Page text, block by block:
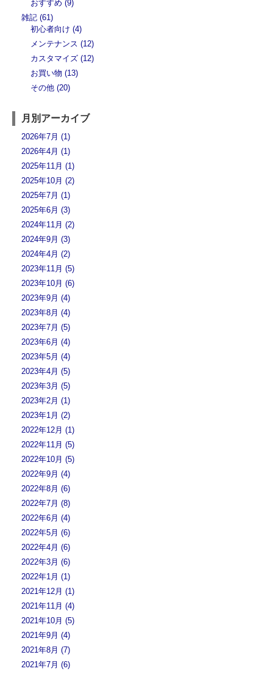
おすすめ (9)
雑記 (61)
初心者向け (4)
メンテナンス (12)
カスタマイズ (12)
お買い物 (13)
その他 (20)
月別アーカイブ
2026年7月 (1)
2026年4月 (1)
2025年11月 (1)
2025年10月 (2)
2025年7月 (1)
2025年6月 (3)
2024年11月 (2)
2024年9月 (3)
2024年4月 (2)
2023年11月 (5)
2023年10月 (6)
2023年9月 (4)
2023年8月 (4)
2023年7月 (5)
2023年6月 (4)
2023年5月 (4)
2023年4月 (5)
2023年3月 (5)
2023年2月 (1)
2023年1月 (2)
2022年12月 (1)
2022年11月 (5)
2022年10月 (5)
2022年9月 (4)
2022年8月 (6)
2022年7月 (8)
2022年6月 (4)
2022年5月 (6)
2022年4月 (6)
2022年3月 (6)
2022年1月 (1)
2021年12月 (1)
2021年11月 (4)
2021年10月 (5)
2021年9月 (4)
2021年8月 (7)
2021年7月 (6)